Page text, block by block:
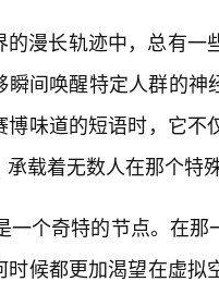
的漫长轨迹中，总有一
瞬间唤醒特定人群的神
博味道的短语时，它
承载着无数人在那个特
一个奇特的节点。在
时候都更加渴望在虚